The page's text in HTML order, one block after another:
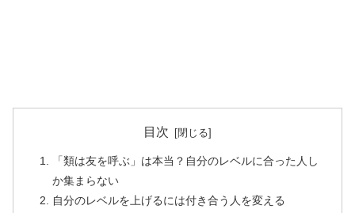
目次
「類は友を呼ぶ」は本当？自分のレベルに合った人し
か集まらない
自分のレベルを上げるには付き合う人を変える